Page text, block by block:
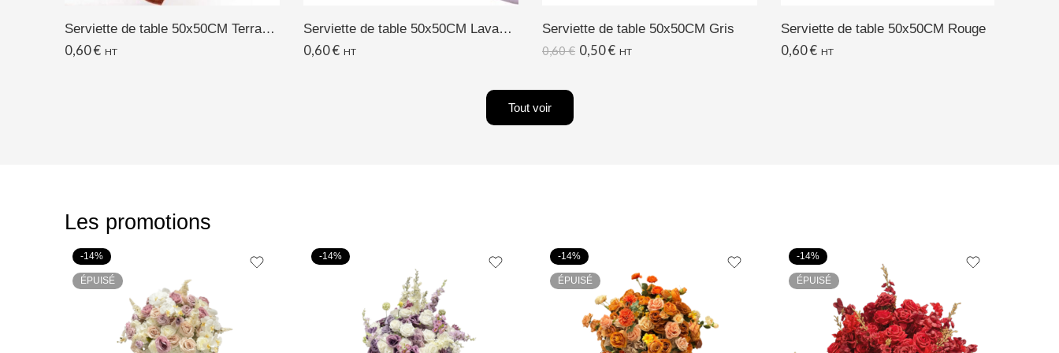
Serviette de table 50x50CM Terracotta
0,60€ HT
Serviette de table 50x50CM Lavande/Lilas
0,60€ HT
Serviette de table 50x50CM Gris
0,60€ 0,50€ HT
Serviette de table 50x50CM Rouge
0,60€ HT
Tout voir
Les promotions
-14%
ÉPUISÉ
-14% -14%
ÉPUISÉ
-14%
ÉPUISÉ